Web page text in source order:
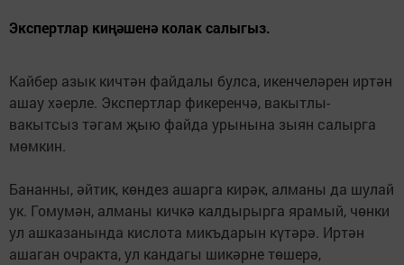
Экспертлар киңәшенә колак салыгыз.
Кайбер азык кичтән файдалы булса, икенчеләрен иртән
ашау хәерле. Экспертлар фикеренчә, вакытлы-
вакытсыз тәгам җыю файда урынына зыян салырга
мөмкин.
Бананны, әйтик, көндез ашарга кирәк, алманы да шулай
ук. Гомумән, алманы кичкә калдырырга ярамый, чөнки
ул ашказанында кислота микъдарын күтәрә. Иртән
ашаган очракта, ул кандагы шикәрне төшерә,